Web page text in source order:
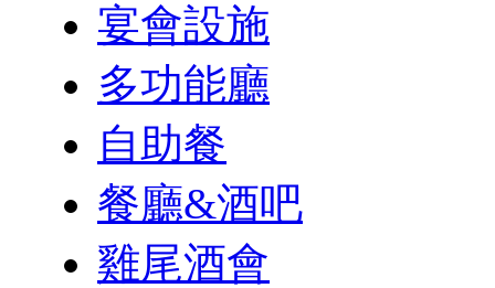
宴會設施
多功能廳
自助餐
餐廳&酒吧
雞尾酒會